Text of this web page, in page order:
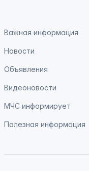
Важная информация
Новости
Объявления
Видеоновости
МЧС информирует
Полезная информация